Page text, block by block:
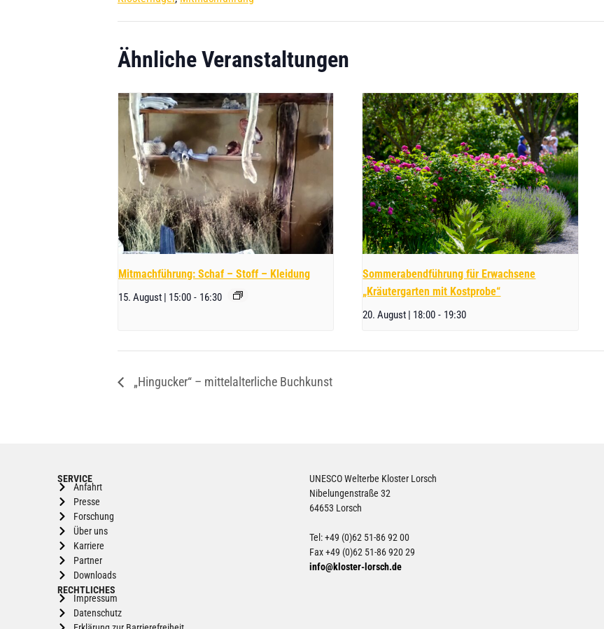
Ähnliche Veranstaltungen
Mitmachführung: Schaf – Stoff – Kleidung
15. August | 15:00 - 16:30
Sommerabendführung für Erwachsene
„Kräutergarten mit Kostprobe“
20. August | 18:00 - 19:30
„Hingucker“ – mittelalterliche Buchkunst
SERVICE
Anfahrt
Presse
Forschung
Über uns
Karriere
Partner
Downloads
RECHTLICHES
Impressum
Datenschutz
UNESCO Welterbe Kloster Lorsch
Nibelungenstraße 32
64653 Lorsch
Tel: +49 (0)62 51-86 92 00
Fax +49 (0)62 51-86 920 29
info@kloster-lorsch.de